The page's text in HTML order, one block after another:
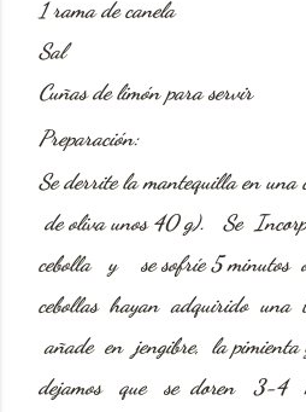
1 rama de canela
Sal
Cuñas de limón para servir
Preparación:
Se derritela mantequilla en una
de oliva unos 40 g). Se
cebolla y se sofríe 5 minutos
cebollas hayan adquirido una
añade en jengibre, la pimienta
dejamos que se doren 3-4